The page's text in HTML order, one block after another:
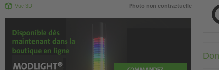
Vue 3D Photo non contractuelle